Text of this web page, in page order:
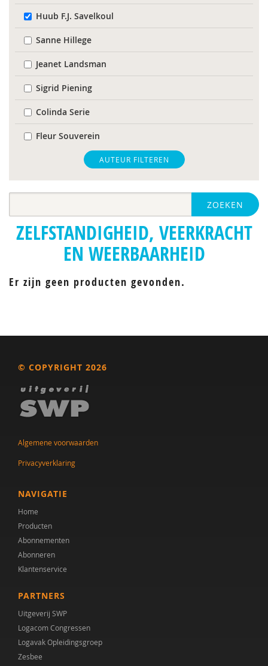
Huub F.J. Savelkoul
Sanne Hillege
Jeanet Landsman
Sigrid Piening
Colinda Serie
Fleur Souverein
Inge van BalkomAUTEUR FILTEREN
ZOEKEN
ZELFSTANDIGHEID, VEERKRACHT
EN WEERBAARHEID
Er zijn geen producten gevonden.
© COPYRIGHT 2026
Algemene voorwaarden
Privacyverklaring
NAVIGATIE
Home
Producten
Abonnementen
Abonneren
Klantenservice
PARTNERS
Uitgeverij SWP
Logacom Congressen
Logavak Opleidingsgroep
Zesbee